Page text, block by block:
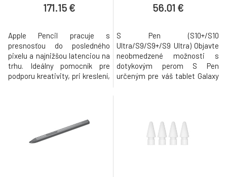
171.15 €
Apple Pencil pracuje s
presnosťou do posledného
pixelu a najnižšou latenciou na
trhu. Ideálny pomocník pre
podporu kreativity, pri kreslení,
obyčajnej ceruzky. Dotykový
povrch s podporou dvojitého
klepnutia, pre plynulé prepínani
56.01 €
S Pen (S10+/S10
Ultra/S9/S9+/S9 Ultra) Objavte
neobmedzené možnosti s
dotykovým perom S Pen
určeným pre váš tablet Galaxy
ilustrácie. Spoločne s
aplikáciou Samsung Notes tak
vdýchne život všetkým vašim